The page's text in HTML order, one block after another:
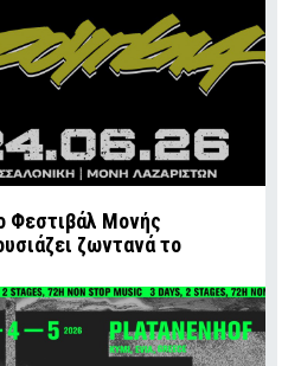
Φεστιβάλ Μονής
ζωντανά το